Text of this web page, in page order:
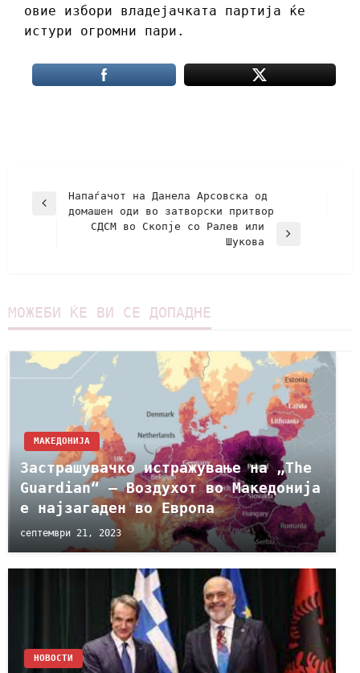
овие избори владејачката партија ќе
истури огромни пари.
Напаѓачот на Данела Арсовска од
домашен оди во затворски притвор
СДСМ во Скопје со Ралев или
Шукова
МОЖЕБИ ЌЕ ВИ СЕ ДОПАДНЕ
МАКЕДОНИЈА
Застрашувачко истражување на „The
Guardian“ – Воздухот во Македонија
е најзагаден во Европа
септември 21, 2023
НОВОСТИ